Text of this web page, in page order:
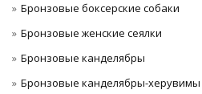
Бронзовые боксерские собаки
Бронзовые женские сеялки
Бронзовые канделябры
Бронзовые канделябры-херувимы